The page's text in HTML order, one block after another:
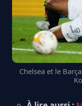
Chelsea et le